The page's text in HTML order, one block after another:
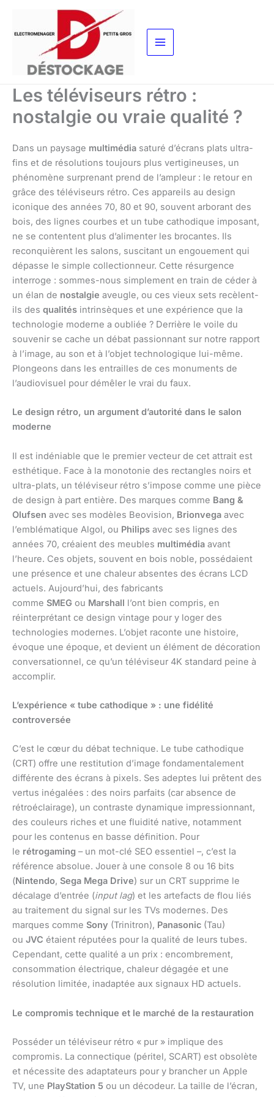
contenu
Les téléviseurs rétro :
nostalgie ou vraie qualité ?
Dans un paysage multimédia saturé d’écrans plats ultra-
fins et de résolutions toujours plus vertigineuses, un
phénomène surprenant prend de l’ampleur : le retour en
grâce des téléviseurs rétro. Ces appareils au design
iconique des années 70, 80 et 90, souvent arborant des
bois, des lignes courbes et un tube cathodique imposant,
ne se contentent plus d’alimenter les brocantes. Ils
reconquièrent les salons, suscitant un engouement qui
dépasse le simple collectionneur. Cette résurgence
interroge : sommes-nous simplement en train de céder à
un élan de nostalgie aveugle, ou ces vieux sets recèlent-
ils des qualités intrinsèques et une expérience que la
technologie moderne a oubliée ? Derrière le voile du
souvenir se cache un débat passionnant sur notre rapport
à l’image, au son et à l’objet technologique lui-même.
Plongeons dans les entrailles de ces monuments de
l’audiovisuel pour démêler le vrai du faux.
Le design rétro, un argument d’autorité dans le salon
moderne
Il est indéniable que le premier vecteur de cet attrait est
esthétique. Face à la monotonie des rectangles noirs et
ultra-plats, un téléviseur rétro s’impose comme une pièce
de design à part entière. Des marques comme Bang &
Olufsen avec ses modèles Beovision, Brionvega avec
l’emblématique Algol, ou Philips avec ses lignes des
années 70, créaient des meubles multimédia avant
l’heure. Ces objets, souvent en bois noble, possédaient
une présence et une chaleur absentes des écrans LCD
actuels. Aujourd’hui, des fabricants
comme SMEG ou Marshall l’ont bien compris, en
réinterprétant ce design vintage pour y loger des
technologies modernes. L’objet raconte une histoire,
évoque une époque, et devient un élément de décoration
conversationnel, ce qu’un téléviseur 4K standard peine à
accomplir.
L’expérience « tube cathodique » : une fidélité
controversée
C’est le cœur du débat technique. Le tube cathodique
(CRT) offre une restitution d’image fondamentalement
différente des écrans à pixels. Ses adeptes lui prêtent des
vertus inégalées : des noirs parfaits (car absence de
rétroéclairage), un contraste dynamique impressionnant,
des couleurs riches et une fluidité native, notamment
pour les contenus en basse définition. Pour
le rétrogaming – un mot-clé SEO essentiel –, c’est la
référence absolue. Jouer à une console 8 ou 16 bits
(Nintendo, Sega Mega Drive) sur un CRT supprime le
décalage d’entrée (input lag) et les artefacts de flou liés
au traitement du signal sur les TVs modernes. Des
marques comme Sony (Trinitron), Panasonic (Tau)
ou JVC étaient réputées pour la qualité de leurs tubes.
Cependant, cette qualité a un prix : encombrement,
consommation électrique, chaleur dégagée et une
résolution limitée, inadaptée aux signaux HD actuels.
Le compromis technique et le marché de la restauration
Posséder un téléviseur rétro « pur » implique des
compromis. La connectique (péritel, SCART) est obsolète
et nécessite des adaptateurs pour y brancher un Apple
TV, une PlayStation 5 ou un décodeur. La taille de l’écran,